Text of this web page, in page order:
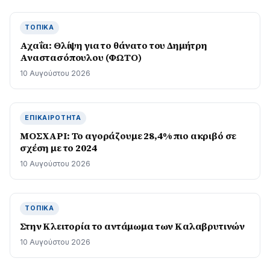
ΤΟΠΙΚΆ
Αχαΐα: Θλίψη για το θάνατο του Δημήτρη
Αναστασόπουλου (ΦΩΤΟ)
10 Αυγούστου 2026
ΕΠΙΚΑΙΡΌΤΗΤΑ
ΜΟΣΧΑΡΙ: Το αγοράζουμε 28,4% πιο ακριβό σε
σχέση με το 2024
10 Αυγούστου 2026
ΤΟΠΙΚΆ
Στην Κλειτορία το αντάμωμα των Καλαβρυτινών
10 Αυγούστου 2026